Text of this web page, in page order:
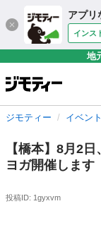
アプリ
インス
地
ジモティー イベント
【橋本】8月2
ヨガ開催します
投稿ID: 1gyxvm